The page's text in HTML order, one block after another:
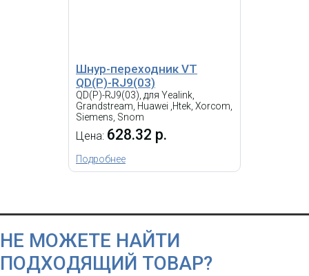
Шнур-переходник VT
QD(P)-RJ9(03)
QD(P)-RJ9(03), для Yealink,
Grandstream, Huawei ,Htek, Xorcom,
Siemens, Snom
Цена: 628.32 р.
Подробнее
НЕ МОЖЕТЕ НАЙТИ
ПОДХОДЯЩИЙ ТОВАР?